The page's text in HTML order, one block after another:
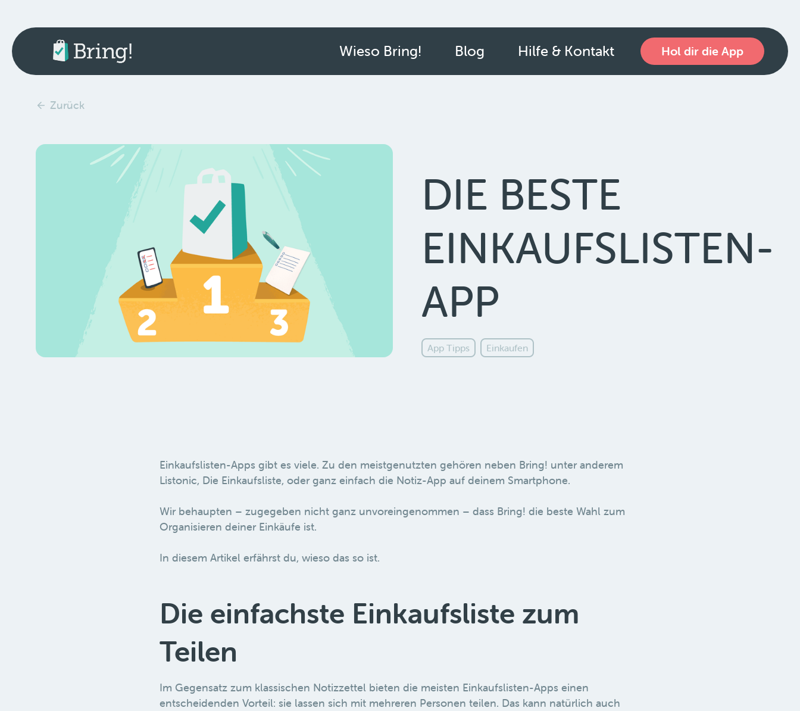
Wieso Bring! Blog Hilfe & Kontakt Hol dir die App
Zurück
DIE BESTE
EINKAUFSLISTEN-
APP
App Tipps Einkaufen
Einkaufslisten-Apps gibt es viele. Zu den meistgenutzten gehören neben Bring! unter anderem
Listonic, Die Einkaufsliste, oder ganz einfach die Notiz-App auf deinem Smartphone.
Wir behaupten – zugegeben nicht ganz unvoreingenommen – dass Bring! die beste Wahl zum
Organisieren deiner Einkäufe ist.
In diesem Artikel erfährst du, wieso das so ist.
Die einfachste Einkaufsliste zum
Teilen
Im Gegensatz zum klassischen Notizzettel bieten die meisten Einkaufslisten-Apps einen
entscheidenden Vorteil: sie lassen sich mit mehreren Personen teilen. Das kann natürlich auch